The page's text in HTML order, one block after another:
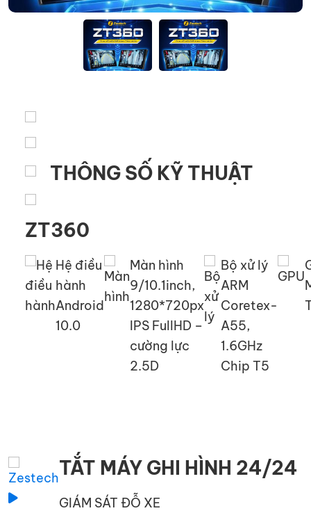
THÔNG SỐ KỸ THUẬT
ZT360
Hệ điều
hành
Android
10.0
Màn hình
9/10.1inch,
1280*720px
IPS FullHD –
cường lực
2.5D
Bộ xử lý
ARM
Coretex-
A55,
1.6GHz
Chip T5
TẮT MÁY GHI HÌNH 24/24
GIÁM SÁT ĐỖ XE